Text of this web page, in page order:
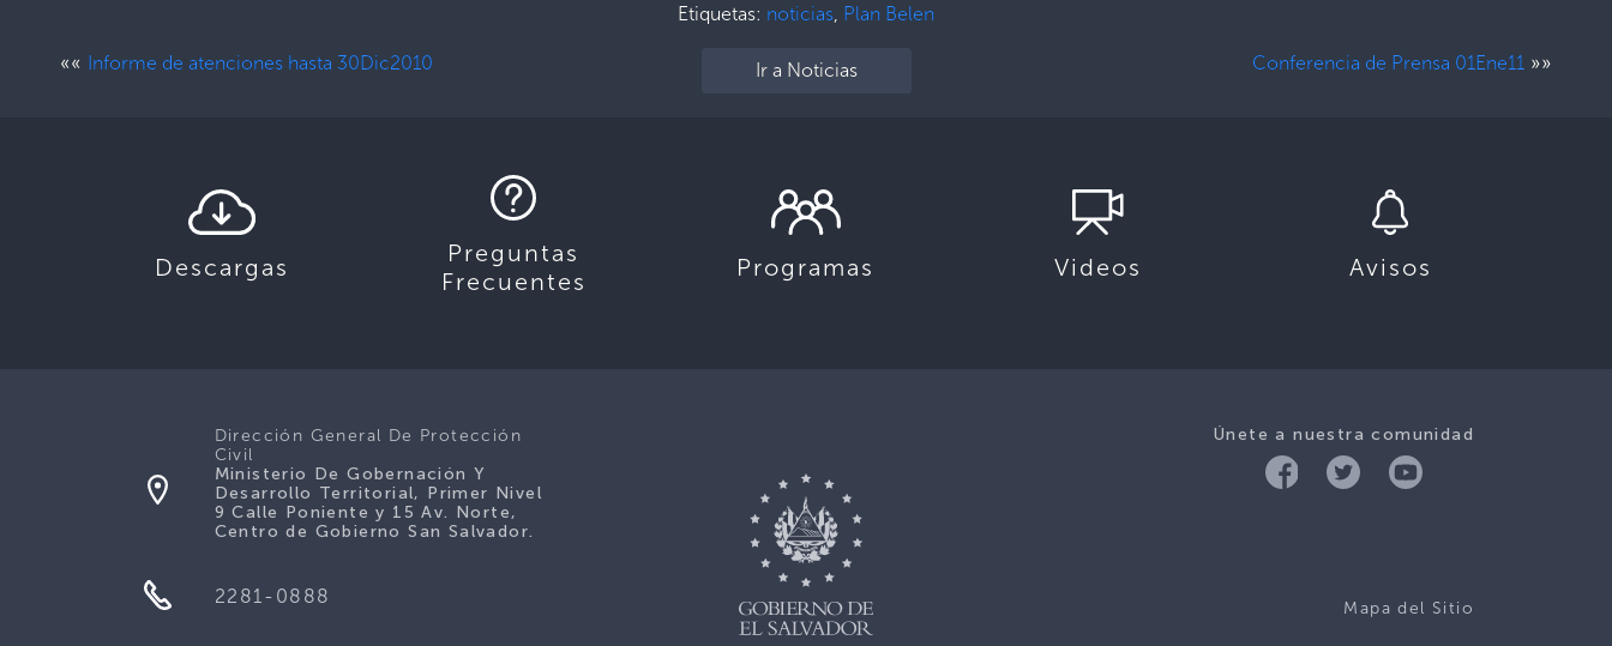
Etiquetas: noticias Plan Belen
«« Informe de atenciones hasta 30Dic2010 Ir a Noticias Conferencia de Prensa 01Ene11 »»
Descargas
Preguntas
Frecuentes
Programas Videos Avisos
Únete a nuestra comunidad
Mapa del Sitio
Dirección General De Protección
Civil
Ministerio De Gobernación Y
Desarrollo Territorial, Primer Nivel
9 Calle Poniente y 15 Av. Norte,
Centro de Gobierno San Salvador.
2281-0888